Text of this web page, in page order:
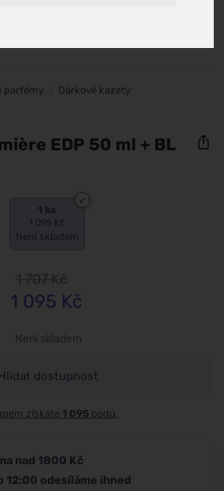
parfémy Dárkové kazety
EDP 50 ml + BL
1 ks
1 095 Kč
Není skladem
1 707Kč
1 095 Kč
Není skladem
Hlídat dostupnost
získáte 1 095 bodů.
nad 1800 Kč
12:00 odesíláme ihned